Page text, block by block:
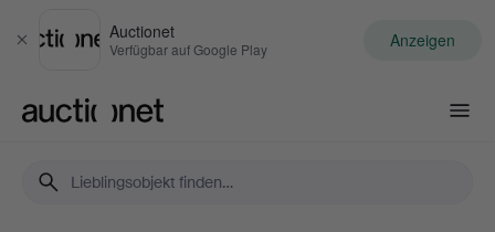
Schließen
Auctionet
Verfügbar auf Google Play Anzeigen